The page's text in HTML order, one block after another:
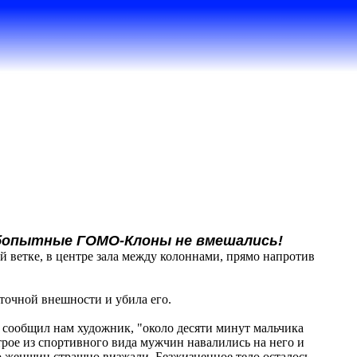
ГОМО-Клоны не вмешались!
ветке, в центре зала между колоннами, прямо напротив
внешности и убила его.
нам художник, "около десяти минут мальчика
из спортивного вида мужчин навалились на него и